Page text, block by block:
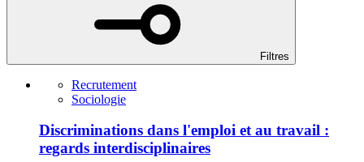
Filtres
Recrutement
Sociologie
Discriminations dans l'emploi et au travail :
regards interdisciplinaires